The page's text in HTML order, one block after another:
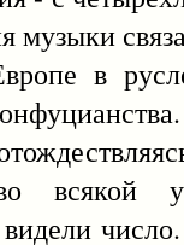
музыки
в
всякой